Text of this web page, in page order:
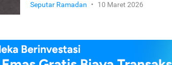
Seputar Ramadan • 10 Maret 2026